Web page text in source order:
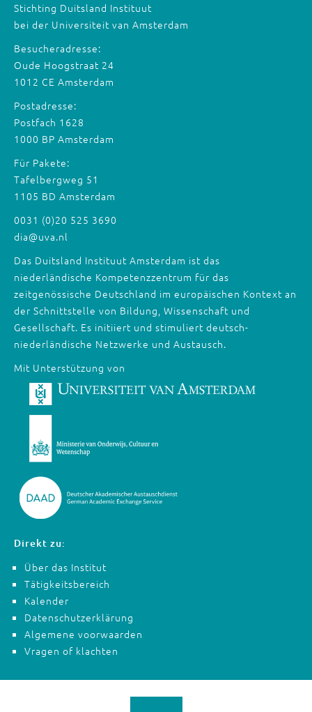
Stichting Duitsland Instituut
bei der Universiteit van Amsterdam
Besucheradresse:
Oude Hoogstraat 24
1012 CE Amsterdam
Postadresse:
Postfach 1628
1000 BP Amsterdam
Für Pakete:
Tafelbergweg 51
1105 BD Amsterdam
0031 (0)20 525 3690
dia@uva.nl
Das Duitsland Instituut Amsterdam ist das
niederländische Kompetenzzentrum für das
zeitgenössische Deutschland im europäischen Kontext an
der Schnittstelle von Bildung, Wissenschaft und
Gesellschaft. Es initiiert und stimuliert deutsch-
niederländische Netzwerke und Austausch.
Mit Unterstützung von
Direkt zu:
Über das Institut
Tätigkeitsbereich
Kalender
Datenschutzerklärung
Algemene voorwaarden
Vragen of klachten